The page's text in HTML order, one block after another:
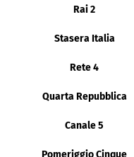
Rai 2
Stasera Italia
Rete 4
Quarta Repubblica
Canale 5
Pomeriggio Cinque